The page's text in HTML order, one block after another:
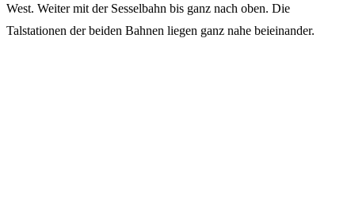
West. Weiter mit der Sesselbahn bis ganz nach oben. Die
Talstationen der beiden Bahnen liegen ganz nahe beieinander.